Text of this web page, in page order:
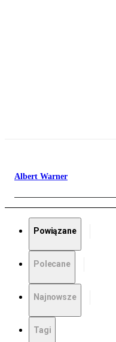
Albert Warner
Powiązane
Polecane
Najnowsze
Tagi